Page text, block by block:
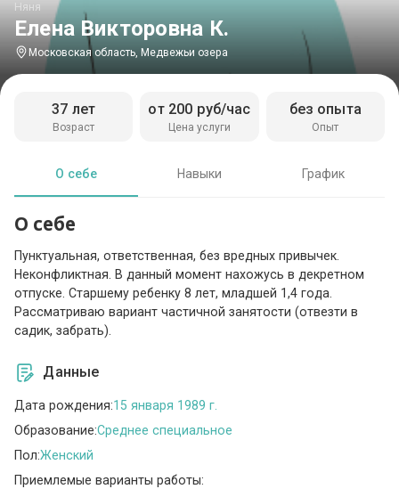
Елена Викторовна К.
Няня
Московская область, Медвежьи озера
Возраст
37 лет
Цена услуги
от 200 руб/час
Опыт
без опыта
О себе Навыки График
О себе
Пунктуальная, ответственная, без вредных привычек.
Неконфликтная. В данный момент нахожусь в декретном
отпуске. Старшему ребенку 8 лет, младшей 1,4 года.
Рассматриваю вариант частичной занятости (отвезти в
садик, забрать).
Данные
Дата рождения:15 января 1989 г.
Образование:Среднее специальное
Пол:Женский
Приемлемые варианты работы: